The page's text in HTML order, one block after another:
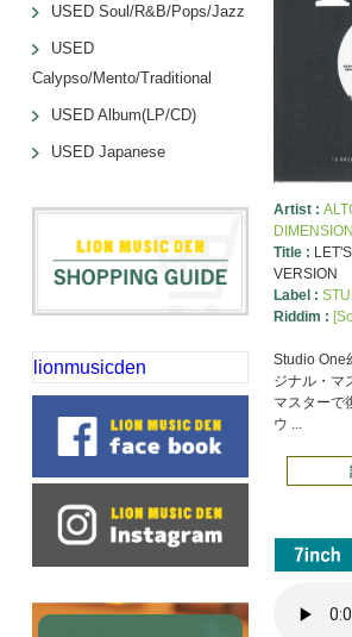
Artist :
DIMENSION
Title :
VERSION
Label :
Riddim :
Studio One
ジナル・マ
マスターで
ウ ...
USED Soul/R&B/Pops/Jazz
USED
Calypso/Mento/Traditional
USED Album(LP/CD)
USED Japanese
lionmusicden